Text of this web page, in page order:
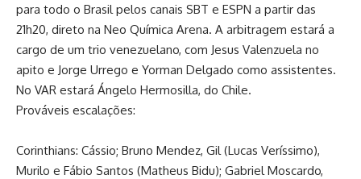
para todo o Brasil pelos canais SBT e ESPN a partir das
21h20, direto na Neo Química Arena. A arbitragem estará a
cargo de um trio venezuelano, com Jesus Valenzuela no
apito e Jorge Urrego e Yorman Delgado como assistentes.
No VAR estará Ángelo Hermosilla, do Chile.
Prováveis escalações:
Corinthians: Cássio; Bruno Mendez, Gil (Lucas Veríssimo),
Murilo e Fábio Santos (Matheus Bidu); Gabriel Moscardo,